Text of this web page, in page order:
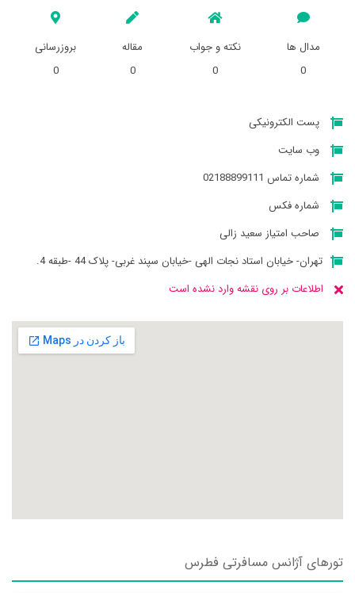
مدال ها
0
نکته و جواب
0
مقاله
0
بروزرسانی
0
پست الکترونیکی
وب سایت
شماره تماس 02188899111
شماره فکس
صاحب امتیاز سعید زالی
تهران- خیابان استاد نجات الهی -خیابان سپند غربی- پلاک 44 -طبقه 4.
اطلاعات بر روی نقشه وارد نشده است
تورهای آژانس مسافرتی فطرس